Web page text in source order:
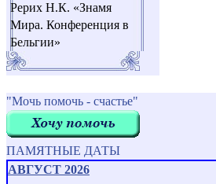
Рерих Н.К. «Знамя
Мира. Конференция в
Бельгии»
"Мочь помочь - счастье"
ПАМЯТНЫЕ ДАТЫ
АВГУСТ 2026